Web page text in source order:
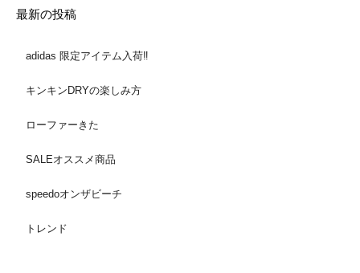
最新の投稿
adidas 限定アイテム入荷‼️
キンキンDRYの楽しみ方
ローファーきた
SALEオススメ商品
speedoオンザビーチ
トレンド